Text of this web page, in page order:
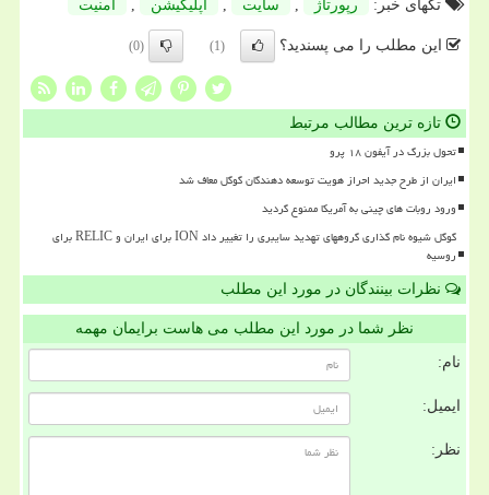
تگهای خبر:
رپورتاژ سایت اپلیكیشن امنیت
این مطلب را می پسندید؟ (1)
(0)
تازه ترین مطالب مرتبط
تحول بزرگ در آیفون ۱۸ پرو
ایران از طرح جدید احراز هویت توسعه دهندگان گوگل معاف شد
ورود روبات های چینی به آمریکا ممنوع گردید
گوگل شیوه نام گذاری گروههای تهدید سایبری را تغییر داد ION برای ایران و RELIC برای
روسیه
نظرات بینندگان در مورد این مطلب
نظر شما در مورد این مطلب می هاست برایمان مهمه
نام:
ایمیل:
نظر: